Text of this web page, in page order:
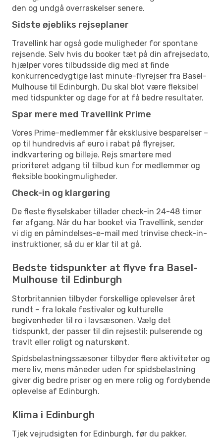
den og undgå overraskelser senere.
Sidste øjebliks rejseplaner
Travellink har også gode muligheder for spontane
rejsende. Selv hvis du booker tæt på din afrejsedato,
hjælper vores tilbudsside dig med at finde
konkurrencedygtige last minute-flyrejser fra Basel-
Mulhouse til Edinburgh. Du skal blot være fleksibel
med tidspunkter og dage for at få bedre resultater.
Spar mere med Travellink Prime
Vores Prime-medlemmer får eksklusive besparelser –
op til hundredvis af euro i rabat på flyrejser,
indkvartering og billeje. Rejs smartere med
prioriteret adgang til tilbud kun for medlemmer og
fleksible bookingmuligheder.
Check-in og klargøring
De fleste flyselskaber tillader check-in 24-48 timer
før afgang. Når du har booket via Travellink, sender
vi dig en påmindelses-e-mail med trinvise check-in-
instruktioner, så du er klar til at gå.
Bedste tidspunkter at flyve fra Basel-
Mulhouse til Edinburgh
Storbritannien tilbyder forskellige oplevelser året
rundt – fra lokale festivaler og kulturelle
begivenheder til ro i lavsæsonen. Vælg det
tidspunkt, der passer til din rejsestil: pulserende og
travlt eller roligt og naturskønt.
Spidsbelastningssæsoner tilbyder flere aktiviteter og
mere liv, mens måneder uden for spidsbelastning
giver dig bedre priser og en mere rolig og fordybende
oplevelse af Edinburgh.
Klima i Edinburgh
Tjek vejrudsigten for Edinburgh, før du pakker.